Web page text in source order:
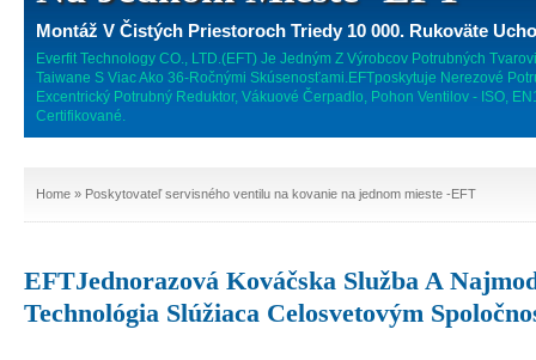
Montáž V Čistých Priestoroch Triedy 10 000. Rukoväte
Everfit Technology CO., LTD.(EFT) Je Jedným Z Výrobcov Potrubných
Taiwane S Viac Ako 36-Ročnými Skúsenosťami.EFTposkytuje Nerezové
Excentrický Potrubný Reduktor, Vákuové Čerpadlo, Pohon Ventilov - ISO,
Certifikované.
Home » Poskytovateľ servisného ventilu na kovanie na jednom mieste -EFT
EFTJednorazová Kováčska Služba A
Technológia Slúžiaca Celosvetovým